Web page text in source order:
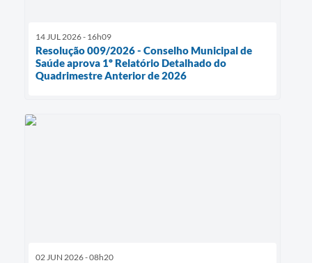
14 JUL 2026 - 16h09
Resolução 009/2026 - Conselho Municipal de
Saúde aprova 1º Relatório Detalhado do
Quadrimestre Anterior de 2026
02 JUN 2026 - 08h20